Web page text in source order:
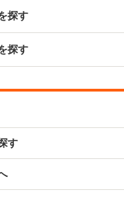
探す
探す
す